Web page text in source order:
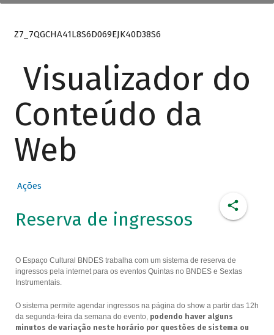
Z7_7QGCHA41L8S6D069EJK40D38S6
Visualizador do
Conteúdo da
Web
Ações
Reserva de ingressos
O Espaço Cultural BNDES trabalha com um sistema de reserva de
ingressos pela internet para os eventos Quintas no BNDES e Sextas
Instrumentais.
O sistema permite agendar ingressos na página do show a partir das 12h
da segunda-feira da semana do evento, podendo haver alguns
minutos de variação neste horário por questões de sistema ou